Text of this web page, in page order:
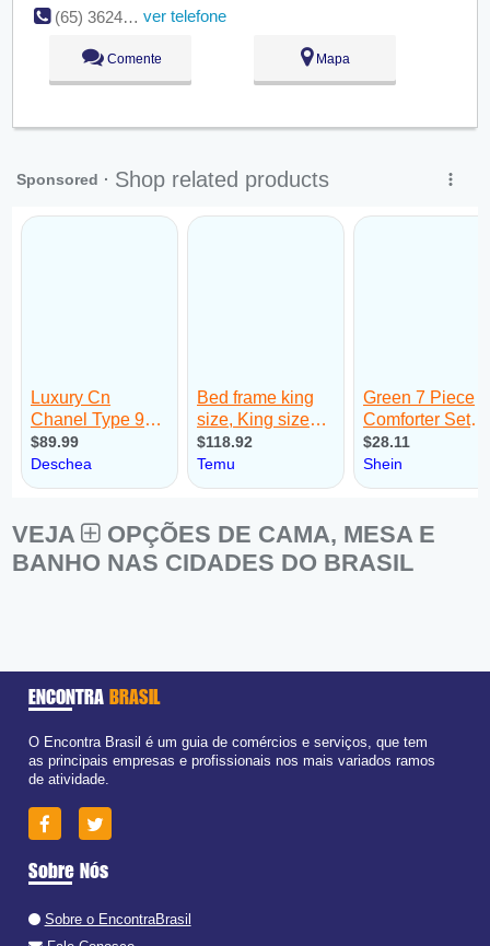
(65) 3624-1007
ver telefone
Comente Mapa
VEJA
OPÇÕES DE CAMA, MESA E
BANHO NAS CIDADES DO BRASIL
ENCONTRA BRASIL
O Encontra Brasil é um guia de comércios e serviços, que tem
as principais empresas e profissionais nos mais variados ramos
de atividade.
Sobre Nós
Sobre o EncontraBrasil